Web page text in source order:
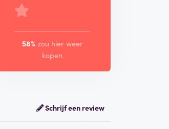
58% zou hier weer
kopen
Schrijf een review